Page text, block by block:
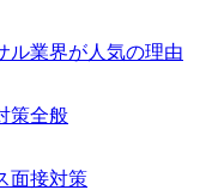
ル業界が人気の理由
策全般
面接対策